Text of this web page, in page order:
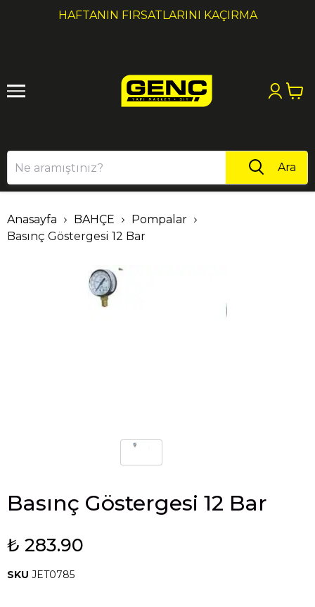
HAFTANIN FIRSATLARINI KAÇIRMA
1 2
Ara
Anasayfa BAHÇE
Pompalar
Basınç Göstergesi 12 Bar
Basınç Göstergesi 12 Bar
₺ 283.90
SKU JET0785